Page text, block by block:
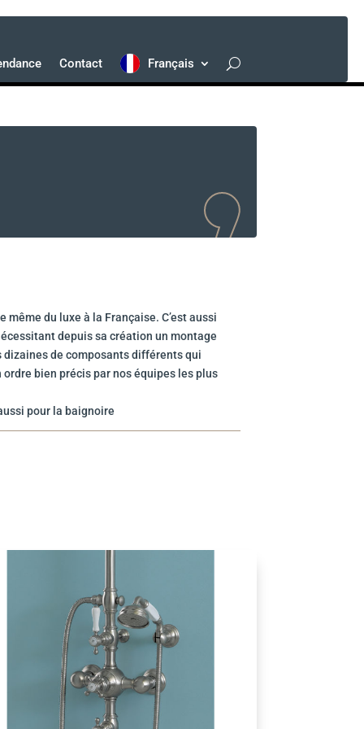
Contact Français
du luxe à la Française. C’est aussi
depuis sa création un montage
de composants différents qui
bien précis par nos équipes les plus
pour la baignoire